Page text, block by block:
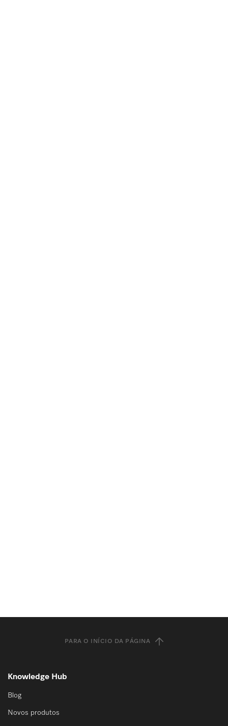
PARA O INÍCIO DA PÁGINA
Knowledge Hub
Blog
Novos produtos